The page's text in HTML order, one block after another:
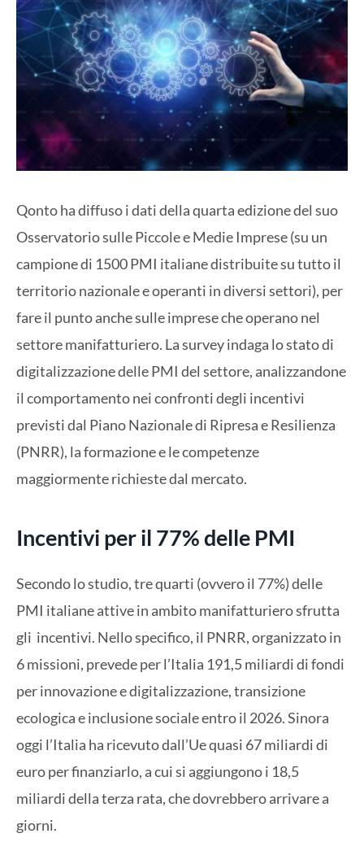
Qonto ha diffuso i dati della quarta edizione del suo
Osservatorio sulle Piccole e Medie Imprese (su un
campione di 1500 PMI italiane distribuite su tutto il
territorio nazionale e operanti in diversi settori), per
fare il punto anche sulle imprese che operano nel
settore manifatturiero. La survey indaga lo stato di
digitalizzazione delle PMI del settore, analizzandone
il comportamento nei confronti degli incentivi
previsti dal Piano Nazionale di Ripresa e Resilienza
(PNRR), la formazione e le competenze
maggiormente richieste dal mercato.
Incentivi per il 77% delle PMI
Secondo lo studio, tre quarti (ovvero il 77%) delle
PMI italiane attive in ambito manifatturiero sfrutta
gli incentivi. Nello specifico, il PNRR, organizzato in
6 missioni, prevede per l’Italia 191,5 miliardi di fondi
per innovazione e digitalizzazione, transizione
ecologica e inclusione sociale entro il 2026.Sinora
oggi l’Italia ha ricevuto dall’Ue quasi 67 miliardi di
euro per finanziarlo, a cui si aggiungono i 18,5
miliardidella terza rata, che dovrebbero arrivare a
giorni.